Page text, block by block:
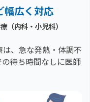
幅広く対応
（内科・小児科）
、急な発熱・体調不
待ち時間なしに医師